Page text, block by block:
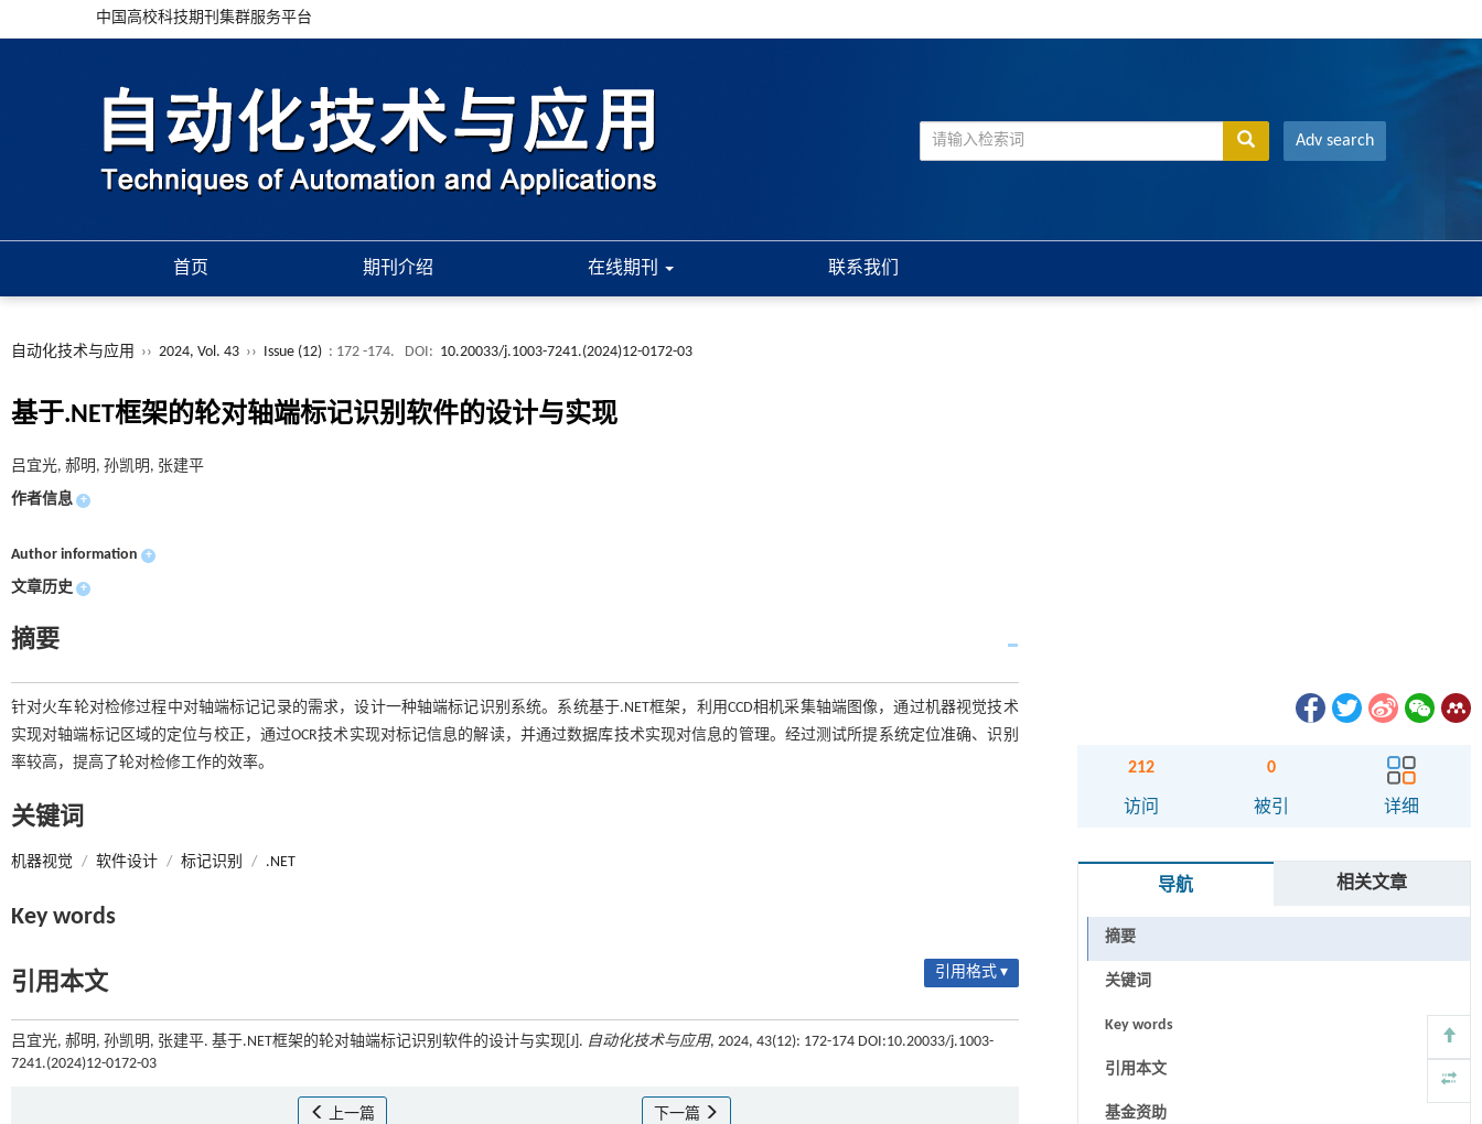
中国高校科技期刊集群服务平台
Adv search
首页 期刊介绍 在线期刊 联系我们
自动化技术与应用 ›› 2024, Vol. 43 ›› Issue (12) : 172 -174. DOI: 10.20033/j.1003-7241.(2024)12-0172-03
基于.NET框架的轮对轴端标记识别软件的设计与实现
吕宜光, 郝明, 孙凯明, 张建平
作者信息 +
Author information +
文章历史 +
摘要
针对火车轮对检修过程中对轴端标记记录的需求，设计一种轴端标记识别系统。系统基于.NET框架，利用CCD相机采集轴端图像，通过机器视觉技术
实现对轴端标记区域的定位与校正，通过OCR技术实现对标记信息的解读，并通过数据库技术实现对信息的管理。经过测试所提系统定位准确、识别
率较高，提高了轮对检修工作的效率。
关键词
机器视觉 / 软件设计 / 标记识别 / .NET
Key words
引用本文 引用格式 ▾
吕宜光, 郝明, 孙凯明, 张建平. 基于.NET框架的轮对轴端标记识别软件的设计与实现[J]. 自动化技术与应用, 2024, 43(12): 172-174 DOI:10.20033/j.1003-
7241.(2024)12-0172-03
上一篇 下一篇
212
访问
0
被引 详细
导航 相关文章
摘要
关键词
Key words
引用本文
基金资助